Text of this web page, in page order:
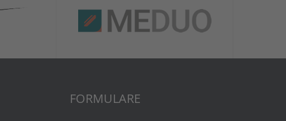
FORMULARE